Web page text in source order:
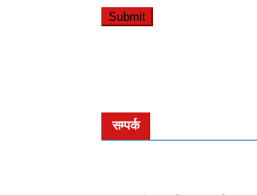
लिस्बनमा आयोजित
महोत्सवको नेपाली
सम्पर्क